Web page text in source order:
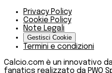
Privacy Policy
Cookie Policy
Note Legali
Gestisci Cookie
Termini e condizioni
Calcio.com è un innovativo
fanatics realizzato da PWO